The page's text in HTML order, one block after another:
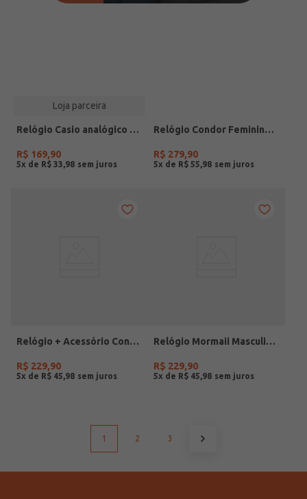
Loja parceira
Relógio Casio analógico MW-240-4BVDF-SC
R$ 169,90
5x de R$ 33 98
Relógio Condor Feminino DOURADO
R$ 279,90
5x de R$ 55 98
Relógio + Acessório Condor Feminino PRATA
R$ 229,90
5x de R$ 45 98
Relógio Mormaii Masculino PRETO
R$ 229,90
5x de R$ 45 98
1 2 3